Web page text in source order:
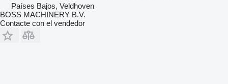
Países Bajos, Veldhoven
BOSS MACHINERY B.V.
Contacte con el vendedor